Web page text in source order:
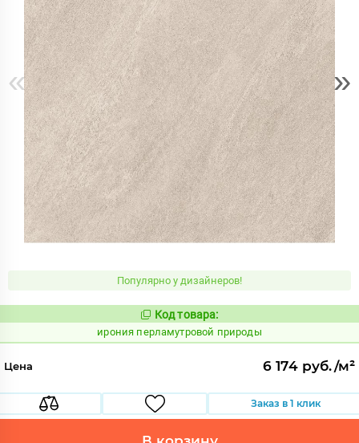
« »
Популярно у дизайнеров!
Код:
1102725
Код товара:
ирония перламутровой природы
Цена 6 174 руб./м²
Заказ в 1 клик